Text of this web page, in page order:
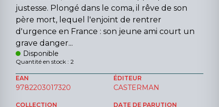
justesse. Plongé dans le coma, il rêve de son
père mort, lequel l'enjoint de rentrer
d'urgence en France : son jeune ami court un
grave danger...
Disponible
Quantité en stock : 2
EAN
9782203017320
ÉDITEUR
CASTERMAN
COLLECTION DATE DE PARUTION